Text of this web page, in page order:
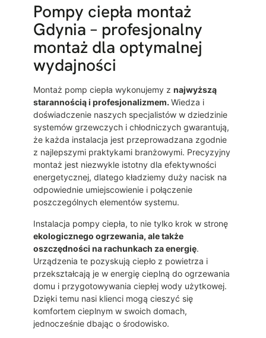
Pompy ciepła montaż
Gdynia – profesjonalny
montaż dla optymalnej
wydajności
Montaż pomp ciepła wykonujemy z najwyższą
starannością i profesjonalizmem. Wiedza i
doświadczenie naszych specjalistów w dziedzinie
systemów grzewczych i chłodniczych gwarantują,
że każda instalacja jest przeprowadzana zgodnie
z najlepszymi praktykami branżowymi. Precyzyjny
montaż jest niezwykle istotny dla efektywności
energetycznej, dlatego kładziemy duży nacisk na
odpowiednie umiejscowienie i połączenie
poszczególnych elementów systemu.
Instalacja pompy ciepła, to nie tylko krok w stronę
ekologicznego ogrzewania, ale także
oszczędności na rachunkach za energię.
Urządzenia te pozyskują ciepło z powietrza i
przekształcają je w energię cieplną do ogrzewania
domu i przygotowywania ciepłej wody użytkowej.
Dzięki temu nasi klienci mogą cieszyć się
komfortem cieplnym w swoich domach,
jednocześnie dbając o środowisko.